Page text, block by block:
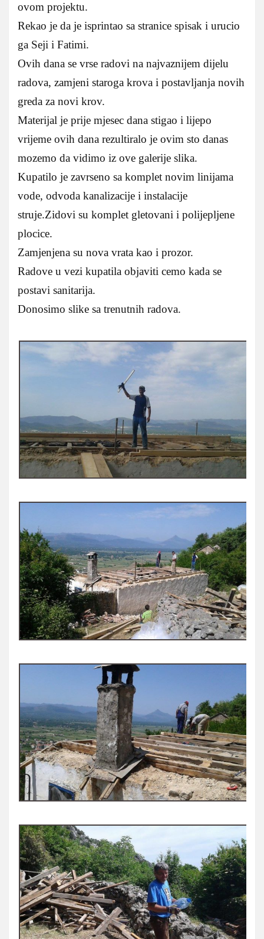
ovom projektu.
Rekao je da je isprintao sa stranice spisak i urucio
ga Seji i Fatimi.
Ovih dana se vrse radovi na najvaznijem dijelu
radova, zamjeni staroga krova i postavljanja novih
greda za novi krov.
Materijal je prije mjesec dana stigao i lijepo
vrijeme ovih dana rezultiralo je ovim sto danas
mozemo da vidimo iz ove galerije slika.
Kupatilo je zavrseno sa komplet novim linijama
vode, odvoda kanalizacije i instalacije
struje.Zidovi su komplet gletovani i polijepljene
plocice.
Zamjenjena su nova vrata kao i prozor.
Radove u vezi kupatila objaviti cemo kada se
postavi sanitarija.
Donosimo slike sa trenutnih radova.